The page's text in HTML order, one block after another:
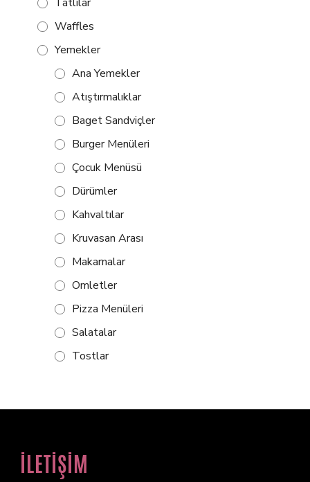
Waffles
Yemekler
Ana Yemekler
Atıştırmalıklar
Baget Sandviçler
Burger Menüleri
Çocuk Menüsü
Dürümler
Kahvaltılar
Kruvasan Arası
Makarnalar
Omletler
Pizza Menüleri
Salatalar
Tostlar
İLETİŞİM